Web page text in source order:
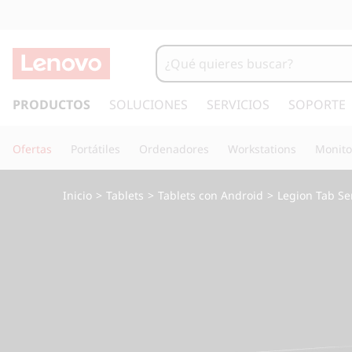
r
c
o
PRODUCTOS SOLUCIONES SERVICIOS SOPORTE
Ofertas Portátiles Ordenadores Workstations
Inicio > Tablets > Tablets con Android > Legion Tab